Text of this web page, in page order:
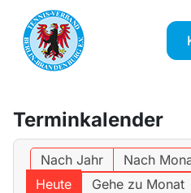
Terminkalender
Nach Jahr Nach
Heute
Gehe zu Monat